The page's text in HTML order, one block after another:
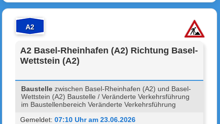
A2
A2 Basel-Rheinhafen (A2) Richtung Basel-
Wettstein (A2)
Baustelle zwischen Basel-Rheinhafen (A2) und Basel-
Wettstein (A2) Baustelle / Veränderte Verkehrsführung
im Baustellenbereich Veränderte Verkehrsführung
Gemeldet:07:10 Uhr am 23.06.2026